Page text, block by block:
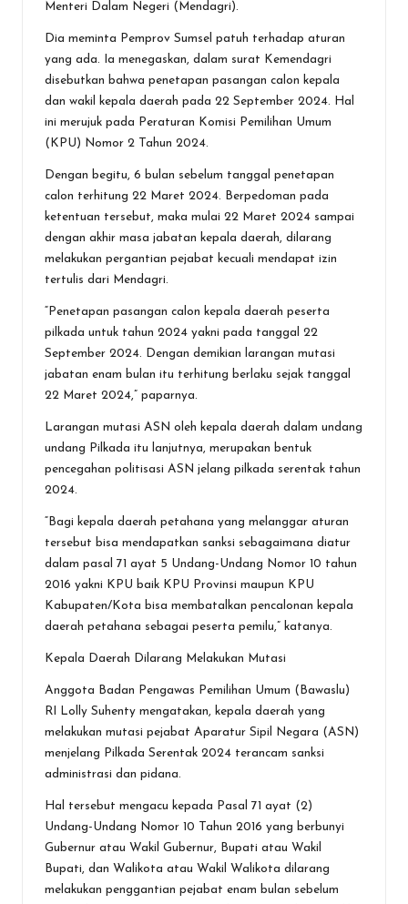
Menteri Dalam Negeri (Mendagri).
Dia meminta Pemprov Sumsel patuh terhadap aturan
yang ada. Ia menegaskan, dalam surat Kemendagri
disebutkan bahwa penetapan pasangan calon kepala
dan wakil kepala daerah pada 22 September 2024. Hal
ini merujuk pada Peraturan Komisi Pemilihan Umum
(KPU) Nomor 2 Tahun 2024.
Dengan begitu, 6 bulan sebelum tanggal penetapan
calon terhitung 22 Maret 2024. Berpedoman pada
ketentuan tersebut, maka mulai 22 Maret 2024 sampai
dengan akhir masa jabatan kepala daerah, dilarang
melakukan pergantian pejabat kecuali mendapat izin
tertulis dari Mendagri.
“Penetapan pasangan calon kepala daerah peserta
pilkada untuk tahun 2024 yakni pada tanggal 22
September 2024. Dengan demikian larangan mutasi
jabatan enam bulan itu terhitung berlaku sejak tanggal
22 Maret 2024,” paparnya.
Larangan mutasi ASN oleh kepala daerah dalam undang
undang Pilkada itu lanjutnya, merupakan bentuk
pencegahan politisasi ASN jelang pilkada serentak tahun
2024.
“Bagi kepala daerah petahana yang melanggar aturan
tersebut bisa mendapatkan sanksi sebagaimana diatur
dalam pasal 71 ayat 5 Undang-Undang Nomor 10 tahun
2016 yakni KPU baik KPU Provinsi maupun KPU
Kabupaten/Kota bisa membatalkan pencalonan kepala
daerah petahana sebagai peserta pemilu,” katanya.
Kepala Daerah Dilarang Melakukan Mutasi
Anggota Badan Pengawas Pemilihan Umum (Bawaslu)
RI Lolly Suhenty mengatakan, kepala daerah yang
melakukan mutasi pejabat Aparatur Sipil Negara (ASN)
menjelang Pilkada Serentak 2024 terancam sanksi
administrasi dan pidana.
Hal tersebut mengacu kepada Pasal 71 ayat (2)
Undang-Undang Nomor 10 Tahun 2016 yang berbunyi
Gubernur atau Wakil Gubernur, Bupati atau Wakil
Bupati, dan Walikota atau Wakil Walikota dilarang
melakukan penggantian pejabat enam bulan sebelum